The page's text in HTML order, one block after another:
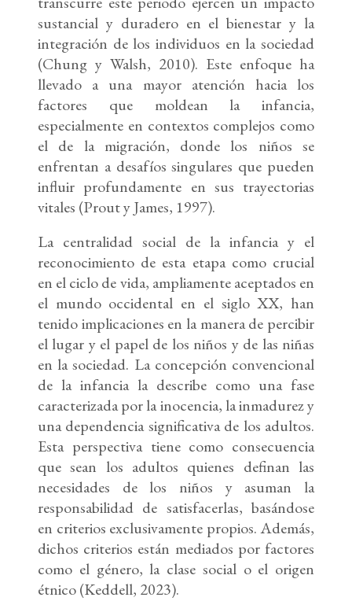
sustancial y duradero en el bienestar y la
integración de los individuos en la sociedad
(Chung y Walsh, 2010). Este enfoque ha
llevado a una mayor atención hacia los
factores que moldean la infancia,
especialmente en contextos complejos como
el de la migración, donde los niños se
enfrentan a desafíos singulares que pueden
influir profundamente en sus trayectorias
vitales (Prout y James, 1997).
La centralidad social de la infancia y el
reconocimiento de esta etapa como crucial
en el ciclo de vida, ampliamente aceptados en
el mundo occidental en el siglo XX, han
tenido implicaciones en la manera de percibir
el lugar y el papel de los niños y de las niñas
en la sociedad. La concepción convencional
de la infancia la describe como una fase
caracterizada por la inocencia, la inmadurez y
una dependencia significativa de los adultos.
Esta perspectiva tiene como consecuencia
que sean los adultos quienes definan las
necesidades de los niños y asuman la
responsabilidad de satisfacerlas, basándose
en criterios exclusivamente propios. Además,
dichos criterios están mediados por factores
como el género, la clase social o el origen
étnico (Keddell, 2023).